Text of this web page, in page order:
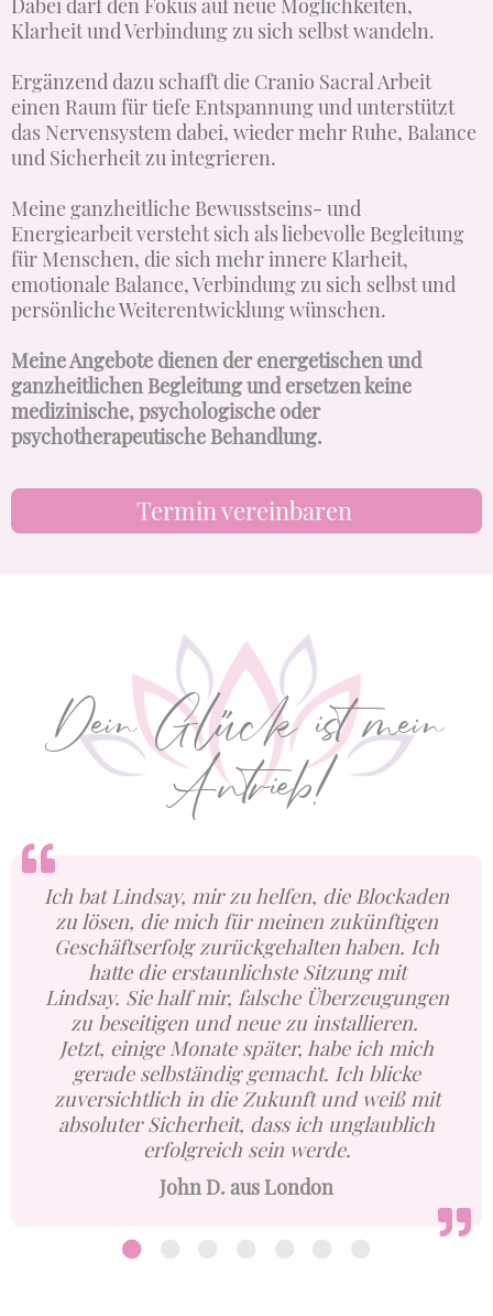
Klarheit und Verbindung zu sich selbst wandeln.
Ergänzend dazu schafft die Cranio Sacral Arbeit
einen Raum für tiefe Entspannung und unterstützt
das Nervensystem dabei, wieder mehr Ruhe, Balance
und Sicherheit zu integrieren.
Meine ganzheitliche Bewusstseins- und
Energiearbeit versteht sich als liebevolle Begleitung
für Menschen, die sich mehr innere Klarheit,
emotionale Balance, Verbindung zu sich selbst und
persönliche Weiterentwicklung wünschen.
Meine Angebote dienen der energetischen und
ganzheitlichen Begleitung und ersetzen keine
medizinische, psychologische oder
psychotherapeutische Behandlung.
Termin vereinbaren
Dein Glück ist mein
Antrieb!
Ich bat Lindsay, mir zu helfen, die Blockaden
zu lösen, die mich für meinen zukünftigen
Geschäftserfolg zurückgehalten haben. Ich
hatte die erstaunlichste Sitzung mit
Lindsay. Sie half mir, falsche Überzeugungen
zu beseitigen und neue zu installieren.
Jetzt, einige Monate später, habe ich mich
gerade selbständig gemacht. Ich blicke
zuversichtlich in die Zukunft und weiß mit
absoluter Sicherheit, dass ich unglaublich
erfolgreich sein werde.
John D. aus London